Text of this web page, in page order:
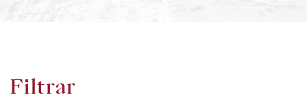
Filtrar